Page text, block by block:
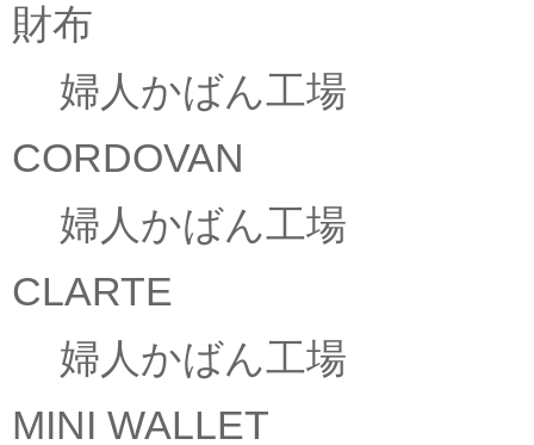
財布
婦人かばん工場
CORDOVAN
婦人かばん工場
CLARTE
婦人かばん工場
MINI WALLET